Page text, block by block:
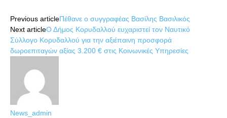
Previous articleΠέθανε ο συγγραφέας Βασίλης Βασιλικός
Next articleΟ Δήμος Κορυδαλλού ευχαριστεί τον Ναυτικό
Σύλλογο Κορυδαλλού για την αξιέπαινη προσφορά
δωροεπιταγών αξίας 3.200 € στις Κοινωνικές Υπηρεσίες
News_admin